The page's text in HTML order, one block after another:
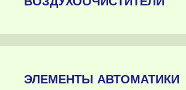
ЭЛЕМЕНТЫ АВТОМАТИКИ